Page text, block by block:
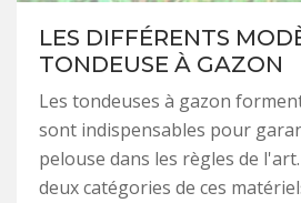
LES DIFFÉRENTS
TONDEUSE À GAZON
Les tondeuses à gazon
sont indispensables pour
pelouse dans les règles de
deux catégories de ces